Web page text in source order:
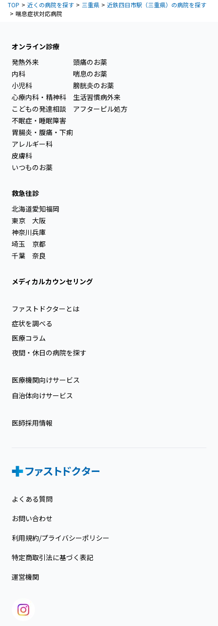
TOP 近くの病院を探す 三重県
近鉄四日市駅（三重県）の病院を探す
喘息症状対応病院
オンライン診療
発熱外来
内科
小児科
心療内科・精神科
こどもの発達相談
不眠症・睡眠障害
胃腸炎・腹痛・下痢
アレルギー科
皮膚科
いつものお薬
頭痛のお薬
喘息のお薬
膀胱炎のお薬
生活習慣病外来
アフターピル処方
救急往診
北海道
東京
神奈川
埼玉
千葉
愛知
大阪
兵庫
京都
奈良
福岡
メディカルカウンセリング
ファストドクターとは
症状を調べる
医療コラム
夜間・休日の病院を探す
医療機関向けサービス
自治体向けサービス
医師採用情報
よくある質問
お問い合わせ
利用規約/プライバシーポリシー
特定商取引法に基づく表記
運営機関